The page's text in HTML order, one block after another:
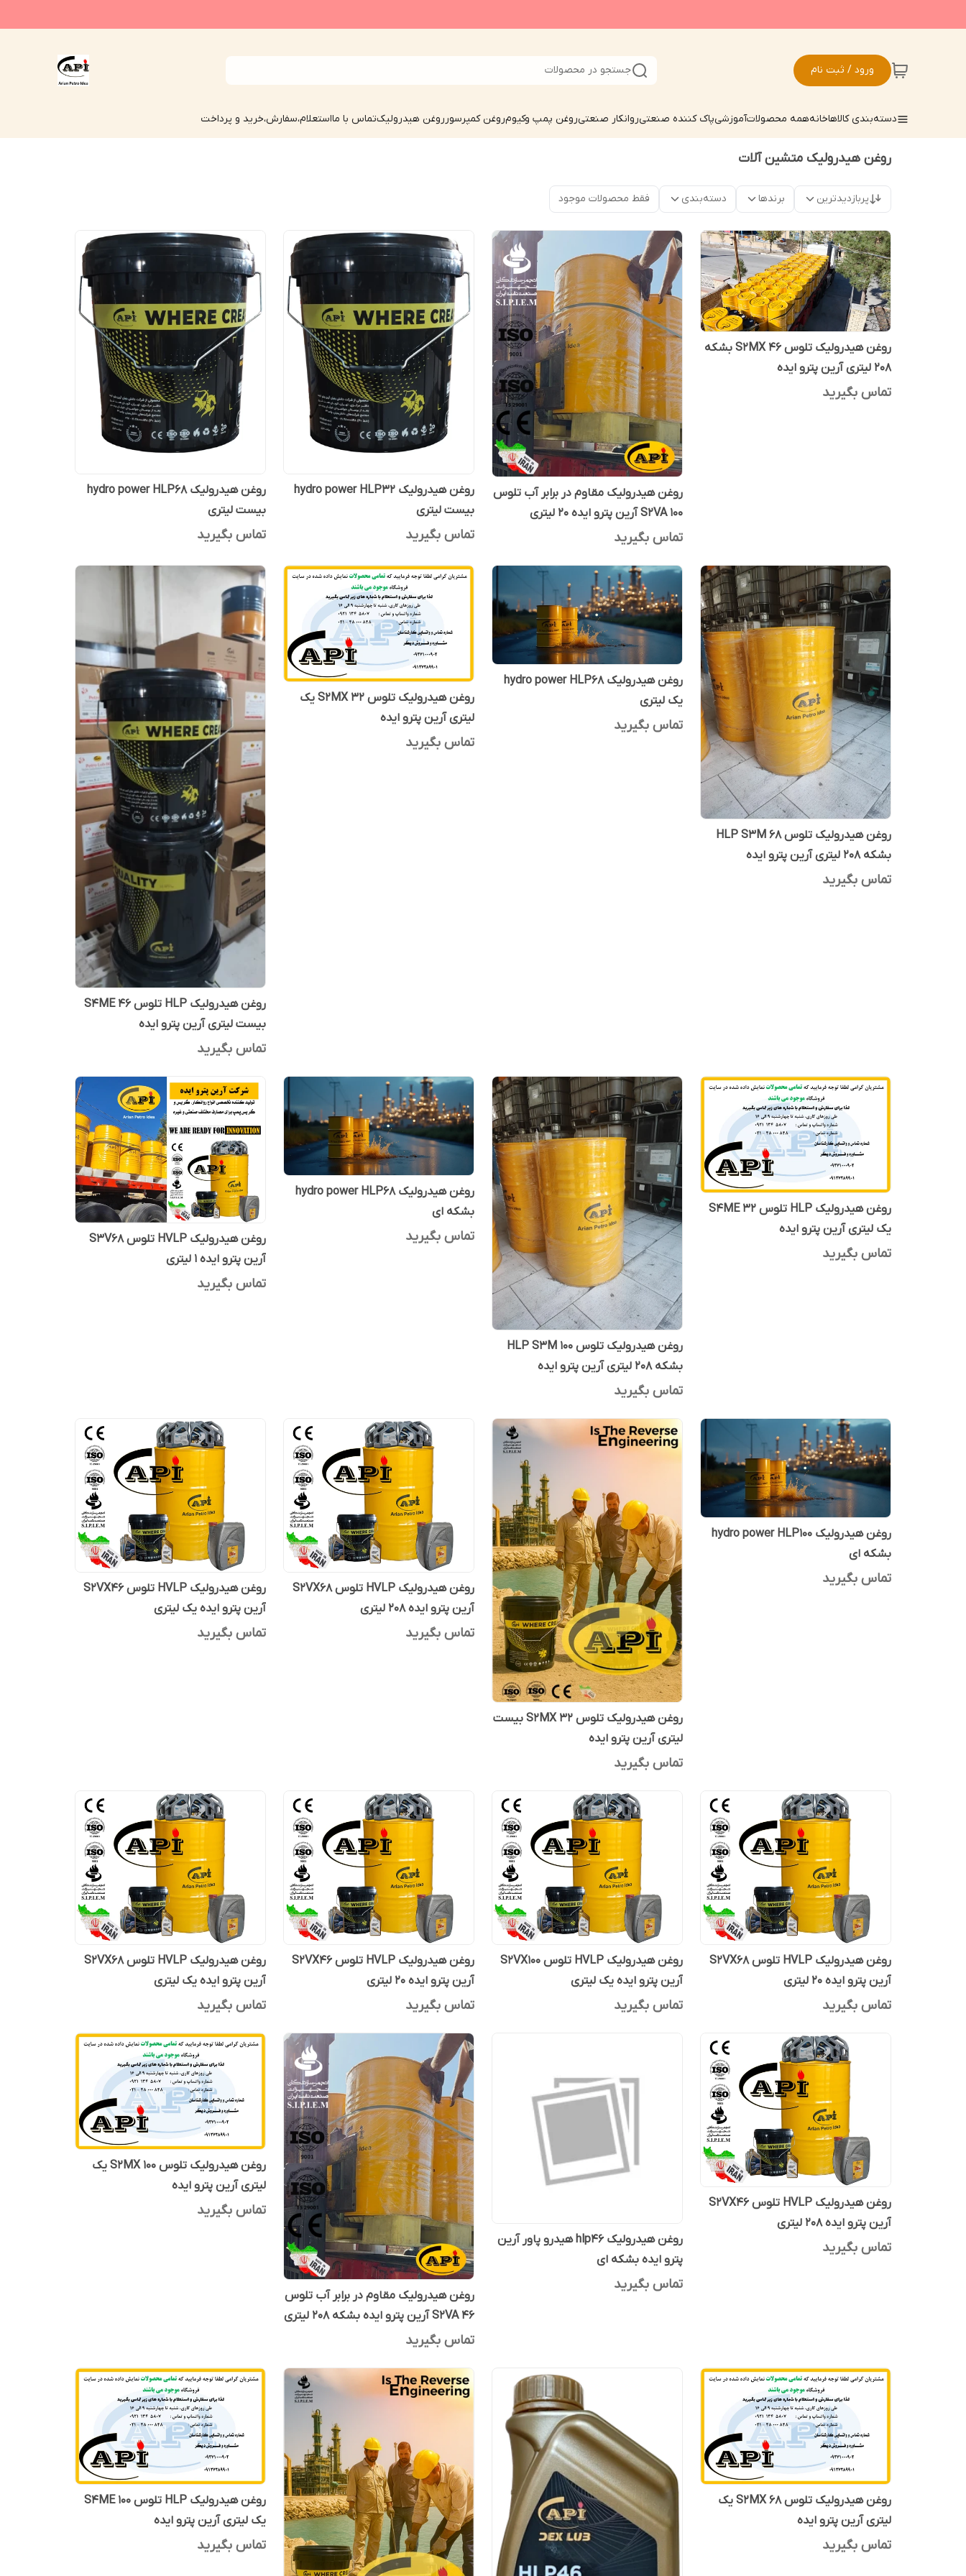
ورود / ثبت نام جستجو در محصولات
دسته‌بندی کالاهاخانههمه محصولاتآموزشیپاک کننده صنعتیروانکار صنعتیروغن پمپ وکیومروغن کمپرسورروغن هیدرولیکتماس با مااستعلام،سفارش،خرید و پرداخت
روغن هیدرولیک متشین آلات
پربازدیدترین برندها دسته‌بندی فقط محصولات موجود
روغن هیدرولیک تلوس S2MX 46 بشکه
208 لیتری آرین پترو ایده
تماس بگیرید
روغن هیدرولیک مقاوم در برابر آب تلوس
S2VA 100 آرین پترو ایده 20 لیتری
تماس بگیرید
روغن هیدرولیک hydro power HLP32
بیست لیتری
تماس بگیرید
روغن هیدرولیک hydro power HLP68
بیست لیتری
تماس بگیرید
روغن هیدرولیک تلوس HLP S3M 68
بشکه 208 لیتری آرین پترو ایده
تماس بگیرید
روغن هیدرولیک hydro power HLP68
یک لیتری
تماس بگیرید
روغن هیدرولیک تلوس S2MX 32 یک
لیتری آرین پترو ایده
تماس بگیرید
روغن هیدرولیک HLP تلوس S4ME 46
بیست لیتری آرین پترو ایده
تماس بگیرید
روغن هیدرولیک HLP تلوس S4ME 32
یک لیتری آرین پترو ایده
تماس بگیرید
روغن هیدرولیک تلوس HLP S3M 100
بشکه 208 لیتری آرین پترو ایده
تماس بگیرید
روغن هیدرولیک hydro power HLP68
بشکه ای
تماس بگیرید
روغن هیدرولیک HVLP تلوس S3V68
آرین پترو ایده 1 لیتری
تماس بگیرید
روغن هیدرولیک hydro power HLP100
بشکه ای
تماس بگیرید
روغن هیدرولیک تلوس S2MX 32 بیست
لیتری آرین پترو ایده
تماس بگیرید
روغن هیدرولیک HVLP تلوس S2VX68
آرین پترو ایده 208 لیتری
تماس بگیرید
روغن هیدرولیک HVLP تلوس S2VX46
آرین پترو ایده یک لیتری
تماس بگیرید
روغن هیدرولیک HVLP تلوس S2VX68
آرین پترو ایده 20 لیتری
تماس بگیرید
روغن هیدرولیک HVLP تلوس S2VX100
آرین پترو ایده یک لیتری
تماس بگیرید
روغن هیدرولیک HVLP تلوس S2VX46
آرین پترو ایده 20 لیتری
تماس بگیرید
روغن هیدرولیک HVLP تلوس S2VX68
آرین پترو ایده یک لیتری
تماس بگیرید
روغن هیدرولیک HVLP تلوس S2VX46
آرین پترو ایده 208 لیتری
تماس بگیرید
روغن هیدرولیک hlp46 هیدرو پاور آرین
پترو ایده بشکه ای
تماس بگیرید
روغن هیدرولیک مقاوم در برابر آب تلوس
S2VA 46 آرین پترو ایده بشکه 208 لیتری
تماس بگیرید
روغن هیدرولیک تلوس S2MX 100 یک
لیتری آرین پترو ایده
تماس بگیرید
روغن هیدرولیک تلوس S2MX 68 یک
لیتری آرین پترو ایده
تماس بگیرید
روغن هیدرولیک HLP تلوس S4ME 100
یک لیتری آرین پترو ایده
تماس بگیرید